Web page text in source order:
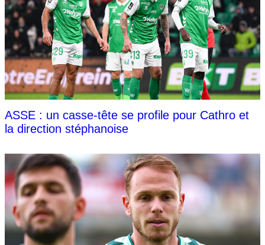
ASSE : un casse-tête se profile pour Cathro et
la direction stéphanoise